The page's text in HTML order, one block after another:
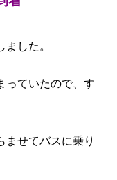
した。
っていたので、す
ませてバスに乗り